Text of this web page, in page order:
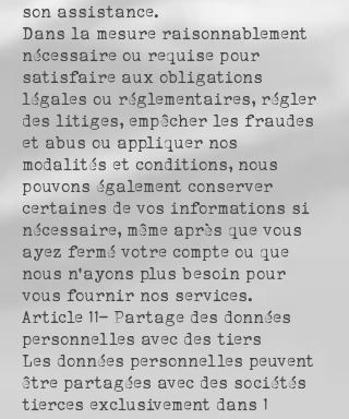
son assistance.
Dans la mesure raisonnablement
nécessaire ou requise pour
satisfaire aux obligations
légales ou réglementaires, régler
des litiges, empêcher les fraudes
et abus ou appliquer nos
modalités et conditions, nous
pouvons également conserver
certaines de vos informations si
nécessaire, même après que vous
ayez fermé votre compte ou que
nous n’ayons plus besoin pour
vous fournir nos services.
Article 11- Partage des données
personnelles avec des tiers
Les données personnelles peuvent
être partagées avec des sociétés
tierces exclusivement dans 1